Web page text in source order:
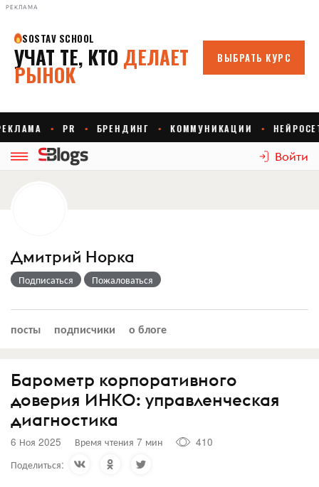
РЕКЛАМА
Войти
Дмитрий Норка
Подписаться Пожаловаться
посты подписчики о блоге
Барометр корпоративного
доверия ИНКО: управленческая
диагностика
6 Ноя 2025 Время чтения 7 мин
410
Поделиться: